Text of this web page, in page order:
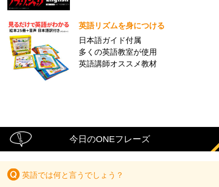
英語リズムを身につける
日本語ガイド付属
多くの英語教室が使用
英語講師オススメ教材
今日のONEフレーズ
英語では何と言うでしょう？